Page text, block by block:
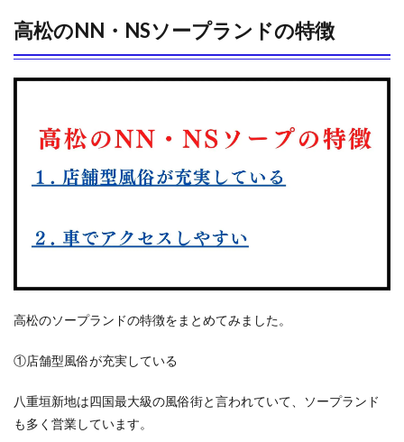
高松のNN・NSソープランドの特徴
高松のソープランドの特徴をまとめてみました。
①店舗型風俗が充実している
八重垣新地は四国最大級の風俗街と言われていて、ソープランド
も多く営業しています。